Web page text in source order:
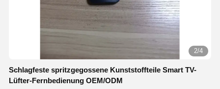
2/4
Schlagfeste spritzgegossene Kunststoffteile Smart TV-
Lüfter-Fernbedienung OEM/ODM